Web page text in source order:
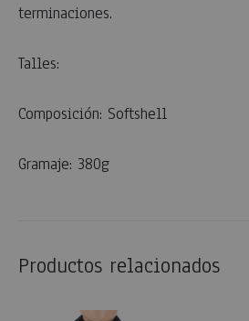
terminaciones.
Talles:
Composición: Softshell
Gramaje: 380g
Productos relacionados